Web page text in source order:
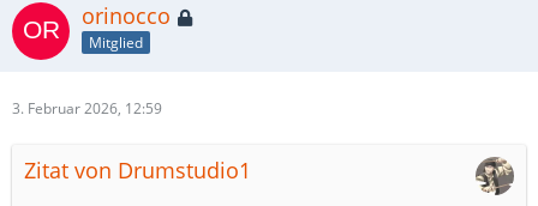
orinocco
Mitglied
3. Februar 2026, 12:59
Zitat von Drumstudio1